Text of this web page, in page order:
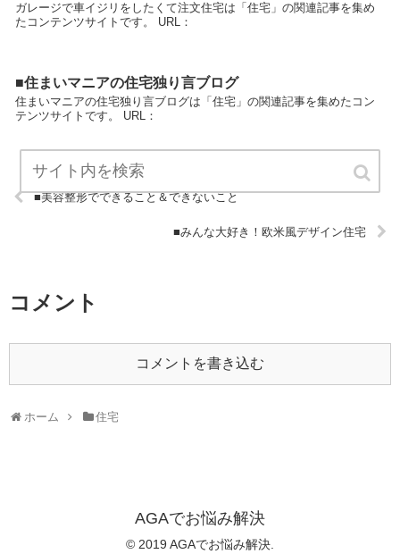
ガレージで車イジリをしたくて注文住宅は「住宅」の関連記事を集め
たコンテンツサイトです。 URL：
■住まいマニアの住宅独り言ブログ
住まいマニアの住宅独り言ブログは「住宅」の関連記事を集めたコン
テンツサイトです。 URL：
■美容整形でできること＆できないこと
■みんな大好き！欧米風デザイン住宅
コメント
コメントを書き込む
ホーム 住宅
AGAでお悩み解決
© 2019 AGAでお悩み解決.